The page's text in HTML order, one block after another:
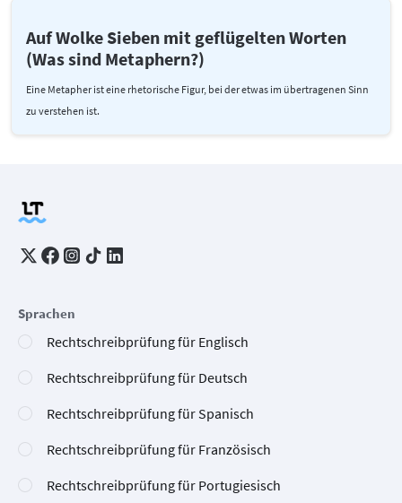
Auf Wolke Sieben mit geflügelten Worten
(Was sind Metaphern?)
Eine Metapher ist eine rhetorische Figur, bei der etwas im übertragenen Sinn
zu verstehen ist.
Sprachen
Rechtschreibprüfung für Englisch
Rechtschreibprüfung für Deutsch
Rechtschreibprüfung für Spanisch
Rechtschreibprüfung für Französisch
Rechtschreibprüfung für Portugiesisch